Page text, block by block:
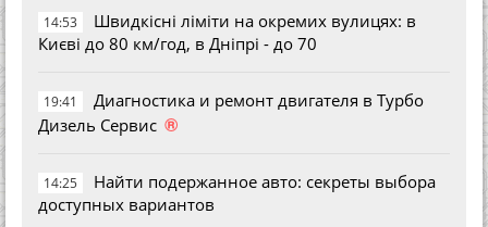
14:53
Швидкісні ліміти на окремих вулицях: в
Києві до 80 км/год, в Дніпрі - до 70
19:41
Диагностика и ремонт двигателя в Турбо
Дизель Сервис ®
14:25
Найти подержанное авто: секреты выбора
доступных вариантов